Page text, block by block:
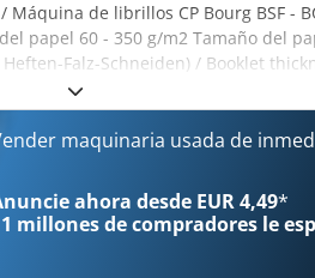
de librillos CP Bourg BSF -
papel 60 - 350 g/m2 Tamaño del
Falz-Schneiden) / Booklet
Dsdpjq Sbp Usfx Akhsck
/ Grosor del cuadernillo 2 - 55
Tamaño del papel mín. 119x170mm
frontal / Guillotina frontal 0 a 25
y fuera de línea Alimentador de hojas
Online por Skype Video
Inmediatamente - Puede ser
maquinaria usada de
ahora desde EUR 4,49*
millones de compradores le